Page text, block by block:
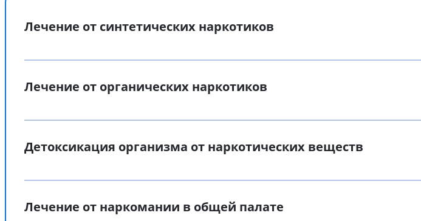
Лечение от синтетических наркотиков
Лечение от органических наркотиков
Детоксикация организма от наркотических веществ
Лечение от наркомании в общей палате